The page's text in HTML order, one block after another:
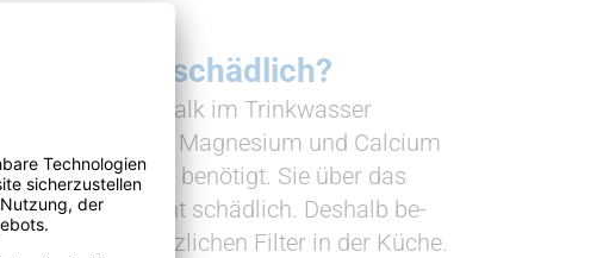
oder schädlich?
Sorgen, ob Kalk im Trink­wasser
Auf keinen Fall! Ma­gnesium und Calcium
die Ihr Körper be­nötigt. Sie über das
ist nicht schädlich. Deshalb be­
keinen zu­sätz­lichen Filter in der Küche.